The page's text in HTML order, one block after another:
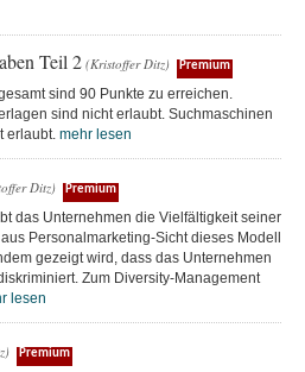
Teil 2 (Kristoffer Ditz) Premium
sind 90 Punkte zu erreichen.
sind nicht erlaubt. Suchmaschinen
erlaubt. mehr lesen
Ditz) Premium
das Unternehmen die Vielfältigkeit seiner
Personalmarketing-Sicht dieses Modell
gezeigt wird, dass das Unternehmen
Zum Diversity-Management
lesen
Premium